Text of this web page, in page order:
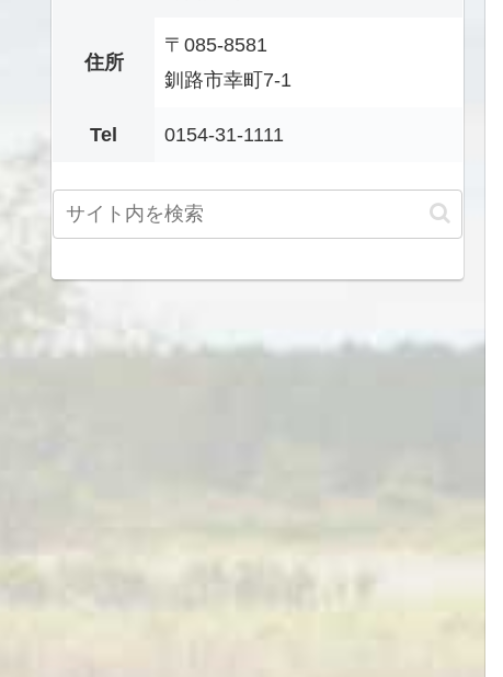
住所
〒085-8581
釧路市幸町7-1
Tel 0154-31-1111